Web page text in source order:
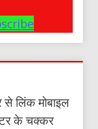
लिंक मोबाइल
के चक्कर